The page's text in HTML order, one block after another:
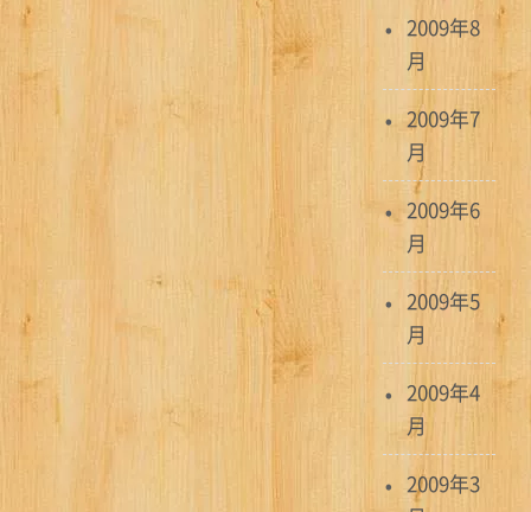
2009年8
月
2009年7
月
2009年6
月
2009年5
月
2009年4
月
2009年3